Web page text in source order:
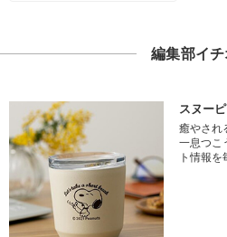
編集部イ
スヌー
癒やされ
一息つこ
ト情報を